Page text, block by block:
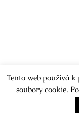
Tento web používá k
soubory cookie.